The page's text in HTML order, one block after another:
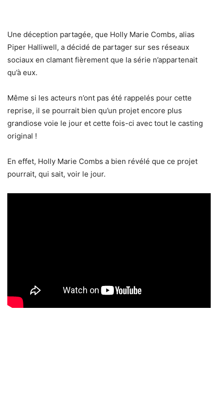
Une déception partagée, que Holly Marie Combs, alias
Piper Halliwell, a décidé de partager sur ses réseaux
sociaux en clamant fièrement que la série n’appartenait
qu’à eux.
Même si les acteurs n’ont pas été rappelés pour cette
reprise, il se pourrait bien qu’un projet encore plus
grandiose voie le jour et cette fois-ci avec tout le casting
original !
En effet, Holly Marie Combs a bien révélé que ce projet
pourrait, qui sait, voir le jour.